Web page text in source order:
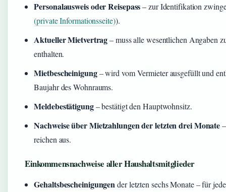
Personalausweis oder Reisepass– zur Identifikation
(private Informationsseite)).
Aktueller Mietvertrag– muss alle wesentlichen Angaben
enthalten.
Mietbescheinigung– wird vom Vermieter ausgefüllt und
Baujahr des Wohnraums.
Meldebestätigung– bestätigt den Hauptwohnsitz.
Nachweise über Mietzahlungen der letzten drei Monate
reichen aus.
Einkommensnachweise aller Haushaltsmitglieder
Gehaltsbescheinigungender letzten sechs Monate – für